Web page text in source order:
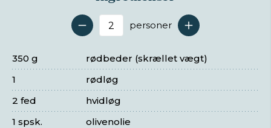
Antal serveringer
personer
rødbeder (skrællet vægt)
350 g
rødløg
1
hvidløg
2 fed
olivenolie
1 spsk.